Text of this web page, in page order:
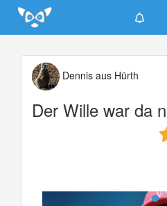
Update cookies preferences
Dennis aus Hürth
Der Wille war da